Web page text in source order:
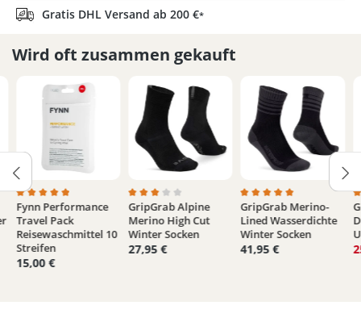
Gratis DHL Versand ab 200 €*
Wird oft zusammen gekauft
5 Sternenvon 3.9 von 5 Sternen
Durchschnittliche Bewertung von 5 von 5 Sternen
Fynn Performance
Travel Pack
Reisewaschmittel 10
Streifen
15,00 €
Durchschnittliche Bewertung von 3 von 5
GripGrab Alpine
Merino High Cut
Winter Socken
27,95 €
Durchschnittliche
GripGrab Merino-
Lined Wasserdichte
Winter Socken
41,95 €